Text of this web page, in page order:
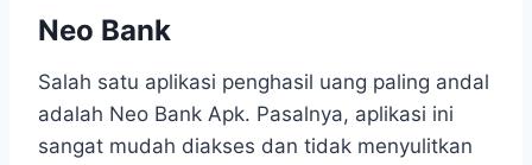
Neo Bank
Salah satu aplikasi penghasil uang paling andal
adalah Neo Bank Apk. Pasalnya, aplikasi ini
sangat mudah diakses dan tidak menyulitkan